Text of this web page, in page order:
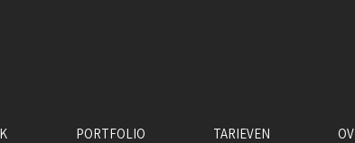
PORTFOLIO TARIEVEN